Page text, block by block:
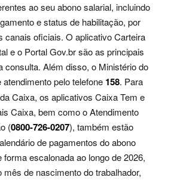
ao seu abono salarial, incluindo
e status de habilitação, por
canais oficiais. O aplicativo Carteira
e o Portal Gov.br são as principais
consulta. Além disso, o Ministério do
atendimento pelo telefone 158. Para
Caixa, os aplicativos Caixa Tem e
Caixa, bem como o Atendimento
(0800-726-0207), também estão
de pagamentos do abono
forma escalonada ao longo de 2026,
de nascimento do trabalhador,